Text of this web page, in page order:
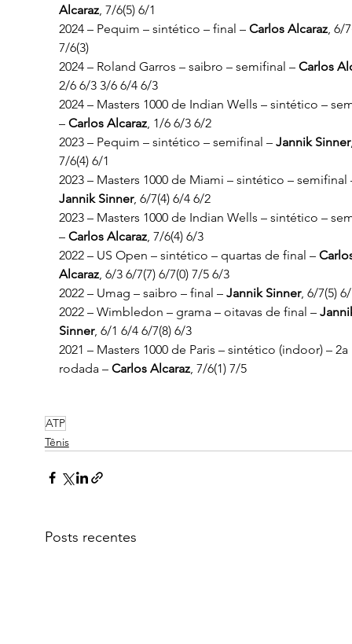
Alcaraz, 7/6(5) 6/1
2024 – Pequim – sintético – final – Carlos Alcaraz, 6/
7/6(3)
2024 – Roland Garros – saibro – semifinal – Carlos
2/6 6/3 3/6 6/4 6/3
2024 – Masters 1000 de Indian Wells – sintético –
– Carlos Alcaraz, 1/6 6/3 6/2
2023 – Pequim – sintético – semifinal – Jannik Sinner
7/6(4) 6/1
2023 – Masters 1000 de Miami – sintético – semifinal
Jannik Sinner, 6/7(4) 6/4 6/2
2023 – Masters 1000 de Indian Wells – sintético –
– Carlos Alcaraz, 7/6(4) 6/3
2022 – US Open – sintético – quartas de final –
Alcaraz, 6/3 6/7(7) 6/7(0) 7/5 6/3
2022 – Umag – saibro – final – Jannik Sinner, 6/7(5)
2022 – Wimbledon – grama – oitavas de final –
Sinner, 6/1 6/4 6/7(8) 6/3
2021 – Masters 1000 de Paris – sintético (indoor) – 2a
rodada – Carlos Alcaraz, 7/6(1) 7/5
ATP
Tênis
Posts recentes